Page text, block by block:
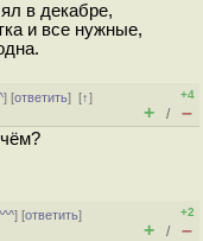
в декабре,
и все нужные,
] [ответить][↑]
+4
+ / –
] [ответить]
+2
+ / –